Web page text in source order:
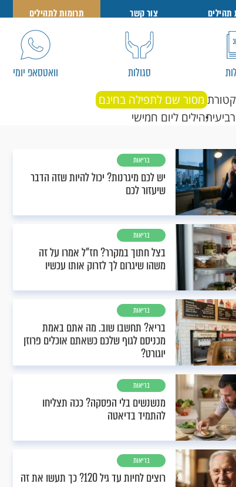
תהילים צור קשר תרומות לתהילים
סגולות וואטסאפ יומי
מסור שם לתפילה בחינם
תהילים ליום חמישי
בריאות
יש לכם מיגרנות? יכול להיות שזה הדבר
שיעזור לכם
בריאות
בצל חתוך במקרר? חז"ל אמרו על זה
משהו שיגרום לך לזרוק אותו עכשיו
בריאות
בריא? תחשבו שוב. מה אתם באמת
מכניסם לגוף שלכם כשאתם אוכלים פרוזן
יוגורט?
בריאות
מנשנשים בלי הפסקה? ככה תצליחו
להתמיד בדיאטה
בריאות
רוצים לחיות עד גיל 120? כך תעשו את זה